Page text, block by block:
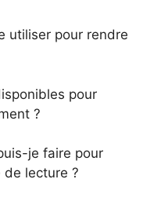
utiliser pour rendre
pour
?
je faire pour
de lecture ?